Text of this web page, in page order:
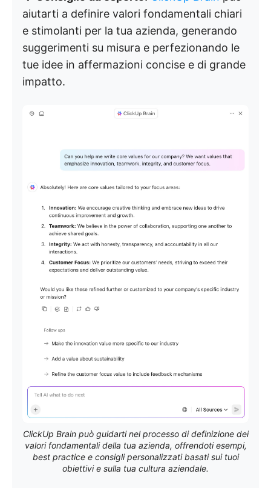
aiutarti a definire valori fondamentali chiari
e stimolanti per la tua azienda, generando
suggerimenti su misura e perfezionando le
tue idee in affermazioni concise e di grande
impatto.
ClickUp Brain può guidarti nel processo di definizione dei
valori fondamentali della tua azienda, offrendoti esempi,
best practice e consigli personalizzati basati sui tuoi
obiettivi e sulla tua cultura aziendale.